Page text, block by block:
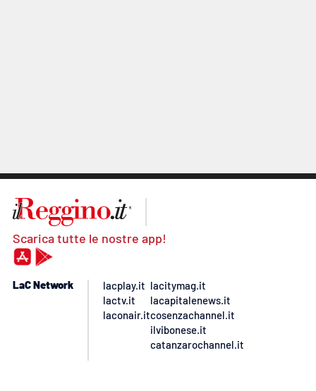
Scarica tutte le nostre app!
LaC Network
lacplay.it
lactv.it
laconair.it
lacitymag.it
lacapitalenews.it
cosenzachannel.it
ilvibonese.it
catanzarochannel.it